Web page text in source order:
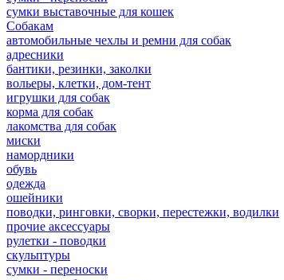
сумки выставочные для кошек
Собакам
автомобильные чехлы и ремни для собак
адресники
бантики, резинки, заколки
вольеры, клетки, дом-тент
игрушки для собак
корма для собак
лакомства для собак
миски
намордники
обувь
одежда
ошейники
поводки, ринговки, сворки, перестежки, водилки
прочие аксессуары
рулетки - поводки
скульптуры
сумки - переноски